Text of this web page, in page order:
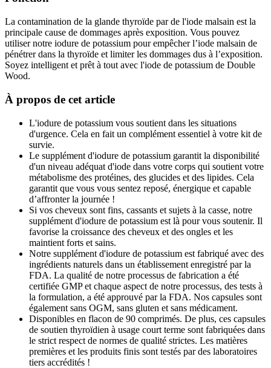
La contamination de la glande thyroïde par de l'iode malsain est la
principale cause de dommages après exposition. Vous pouvez
utiliser notre iodure de potassium pour empêcher l’iode malsain de
pénétrer dans la thyroïde et limiter les dommages dus à l’exposition.
Soyez intelligent et prêt à tout avec l'iode de potassium de Double
Wood.
À propos de cet article
L'iodure de potassium vous soutient dans les situations
d'urgence. Cela en fait un complément essentiel à votre kit de
survie.
Le supplément d'iodure de potassium garantit la disponibilité
d'un niveau adéquat d'iode dans votre corps qui soutient votre
métabolisme des protéines, des glucides et des lipides. Cela
garantit que vous vous sentez reposé, énergique et capable
d’affronter la journée !
Si vos cheveux sont fins, cassants et sujets à la casse, notre
supplément d'iodure de potassium est là pour vous soutenir. Il
favorise la croissance des cheveux et des ongles et les
maintient forts et sains.
Notre supplément d'iodure de potassium est fabriqué avec des
ingrédients naturels dans un établissement enregistré par la
FDA. La qualité de notre processus de fabrication a été
certifiée GMP et chaque aspect de notre processus, des tests à
la formulation, a été approuvé par la FDA. Nos capsules sont
également sans OGM, sans gluten et sans médicament.
Disponibles en flacon de 90 comprimés. De plus, ces capsules
de soutien thyroïdien à usage court terme sont fabriquées dans
le strict respect de normes de qualité strictes. Les matières
premières et les produits finis sont testés par des laboratoires
tiers accrédités !